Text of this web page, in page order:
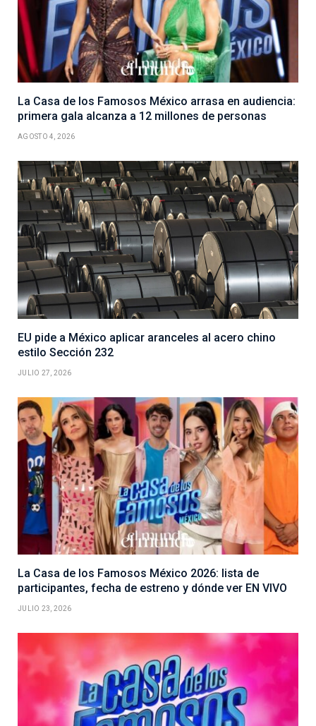
La Casa de los Famosos México arrasa en audiencia:
primera gala alcanza a 12 millones de personas
AGOSTO 4, 2026
EU pide a México aplicar aranceles al acero chino
estilo Sección 232
JULIO 27, 2026
La Casa de los Famosos México 2026: lista de
participantes, fecha de estreno y dónde ver EN VIVO
JULIO 23, 2026